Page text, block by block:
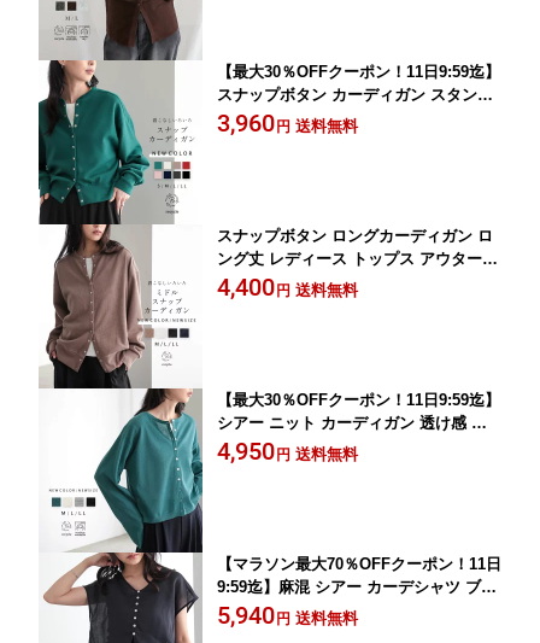
【最大30％OFFクーポン！11日9:59迄】
スナップボタン カーディガン スタンド
カラー 切替 袖ボリューム レディース
トップス アウター羽織 カットソー ブル
3,960円 送料無料
スナップボタン ロングカーディガン ロ
ング丈 レディース トップス アウター羽
織 カットソー ブルゾン 体型カバー リ
サイクルポリエステル 綿 エコ 26SS 春
4,400円 送料無料
【最大30％OFFクーポン！11日9:59迄】
シアー ニット カーディガン 透け感 羽
織 ボタンカーデ レディース トップス
冷房対策 長袖 綿混 洗濯機可 エコ ベー
4,950円 送料無料
【マラソン最大70％OFFクーポン！11日
9:59迄】麻混 シアー カーデシャツ ブラ
ウス カーディガン トップス 半袖 透け
感 シワ感 レディース さらり 軽やか フ
5,940円 送料無料